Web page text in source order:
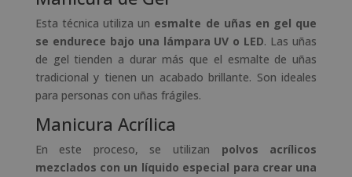
Esta técnica utiliza un esmalte de uñas en gel que
se endurece bajo una lámpara UV o LED. Las uñas
de gel tienden a durar más que el esmalte de uñas
tradicional y tienen un acabado brillante. Son ideales
para personas con uñas frágiles.
Manicura Acrílica
En este proceso, se utilizan polvos acrílicos
mezclados con un líquido especial para crear una